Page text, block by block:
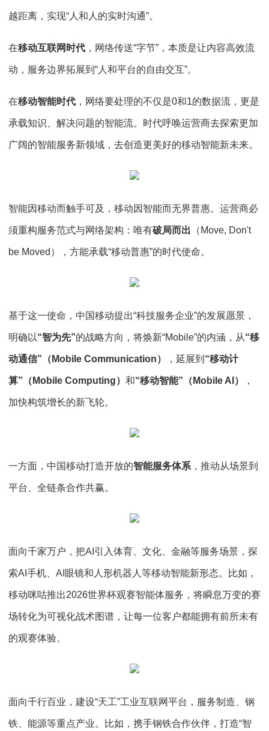
越距离，实现“人和人的实时沟通”。
在移动互联网时代 ，网络传送“字节”，本质是让内容高效流
动，服务边界拓展到“人和平台的自由交互”。
在移动智能时代 ，网络要处理的不仅是0和1的数据流，更是
承载知识、解决问题的智能流。时代呼唤运营商去探索更加
广阔的智能服务新领域，去创造更美好的移动智能新未来。
智能因移动而触手可及，移动因智能而无界普惠。运营商必
须重构服务范式与网络架构：唯有破局而出 （Move, Don't
be Moved），方能承载“移动普惠”的时代使命。
基于这一使命，中国移动提出“科技服务企业”的发展愿景，
明确以“智为先”的战略方向，将焕新“Mobile”的内涵，从“移
动通信”（Mobile Communication） ，延展到 “移动计
算”（Mobile Computing） 和“移动智能”（Mobile AI） ，
加快构筑增长的新飞轮。
一方面，中国移动打造开放的智能服务体系 ，推动从场景到
平台、全链条合作共赢。
面向千家万户，把AI引入体育、文化、金融等服务场景，探
索AI手机、AI眼镜和人形机器人等移动智能新形态。比如，
移动咪咕推出2026世界杯观赛智能体服务，将瞬息万变的赛
场转化为可视化战术图谱，让每一位客户都能拥有前所未有
的观赛体验。
面向千行百业，建设“天工”工业互联网平台，服务制造、钢
铁、能源等重点产业。比如，携手钢铁合作伙伴，打造“智